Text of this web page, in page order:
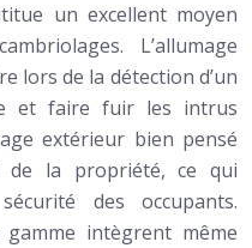
un excellent moyen
L’allumage
lors de la détection d’un
et faire fuir les intrus
extérieur bien pensé
de la propriété, ce qui
des occupants.
intègrent même